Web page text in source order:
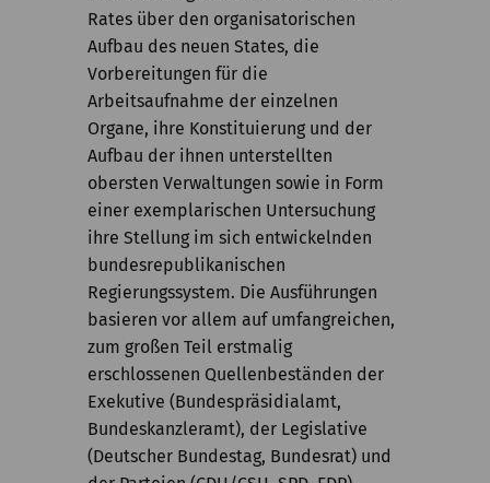
Rates über den organisatorischen
Aufbau des neuen States, die
Vorbereitungen für die
Arbeitsaufnahme der einzelnen
Organe, ihre Konstituierung und der
Aufbau der ihnen unterstellten
obersten Verwaltungen sowie in Form
einer exemplarischen Untersuchung
ihre Stellung im sich entwickelnden
bundesrepublikanischen
Regierungssystem. Die Ausführungen
basieren vor allem auf umfangreichen,
zum großen Teil erstmalig
erschlossenen Quellenbeständen der
Exekutive (Bundespräsidialamt,
Bundeskanzleramt), der Legislative
(Deutscher Bundestag, Bundesrat) und